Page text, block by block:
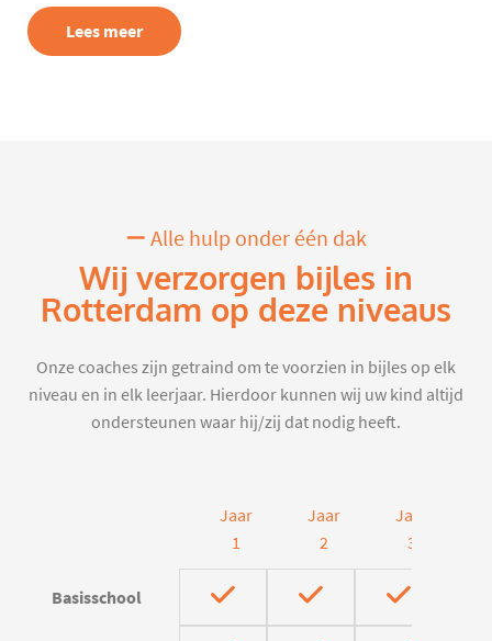
Lees meer
Alle hulp onder één dak
Wij verzorgen bijles in
Rotterdam op deze niveaus
Onze coaches zijn getraind om te voorzien in bijles op elk
niveau en in elk leerjaar. Hierdoor kunnen wij uw kind altijd
ondersteunen waar hij/zij dat nodig heeft.
Jaar
1
Jaar
2
Jaar
3
Basisschool